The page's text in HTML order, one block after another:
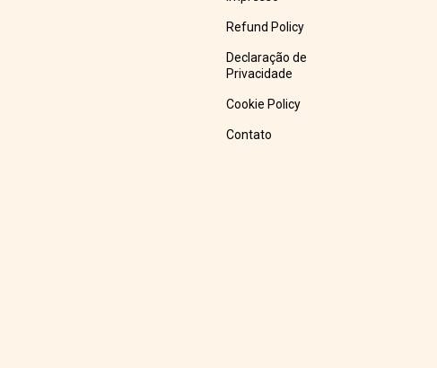
Refund Policy
Declaração de
Privacidade
Cookie Policy
Contato